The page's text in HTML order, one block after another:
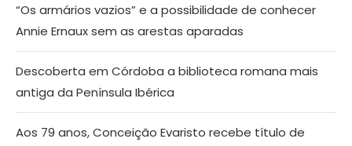
“Os armários vazios” e a possibilidade de conhecer
Annie Ernaux sem as arestas aparadas
Descoberta em Córdoba a biblioteca romana mais
antiga da Península Ibérica
Aos 79 anos, Conceição Evaristo recebe título de